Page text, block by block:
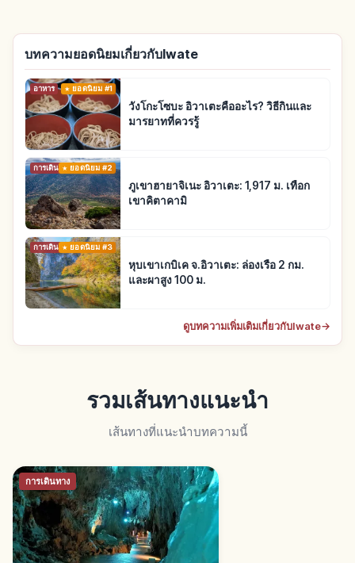
บทความยอดนิยมเกี่ยวกับIwate
อาหาร ยอดนิยม #1
วังโกะโซบะ อิวาเตะคืออะไร? วิธีกินและ
มารยาทที่ควรรู้
การเดินทางยอดนิยม #2
ภูเขาฮายาจิเนะ อิวาเตะ: 1,917 ม. เทือก
เขาคิตาคามิ
การเดินทางยอดนิยม #3
หุบเขาเกบิเค จ.อิวาเตะ: ล่องเรือ 2 กม.
และผาสูง 100 ม.
ดูบทความเพิ่มเติมเกี่ยวกับIwate→
รวมเส้นทางแนะนำ
เส้นทางที่แนะนำบทความนี้
การเดินทาง